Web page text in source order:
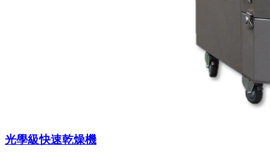
光學級快速乾燥機